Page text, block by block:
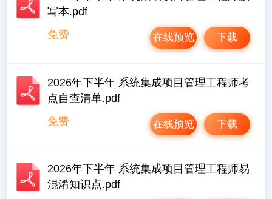
写本.pdf
免费
下载
在线预览
2026年下半年 系统集成项目管理工程师考
点自查清单.pdf
免费
下载
在线预览
2026年下半年 系统集成项目管理工程师易
混淆知识点.pdf